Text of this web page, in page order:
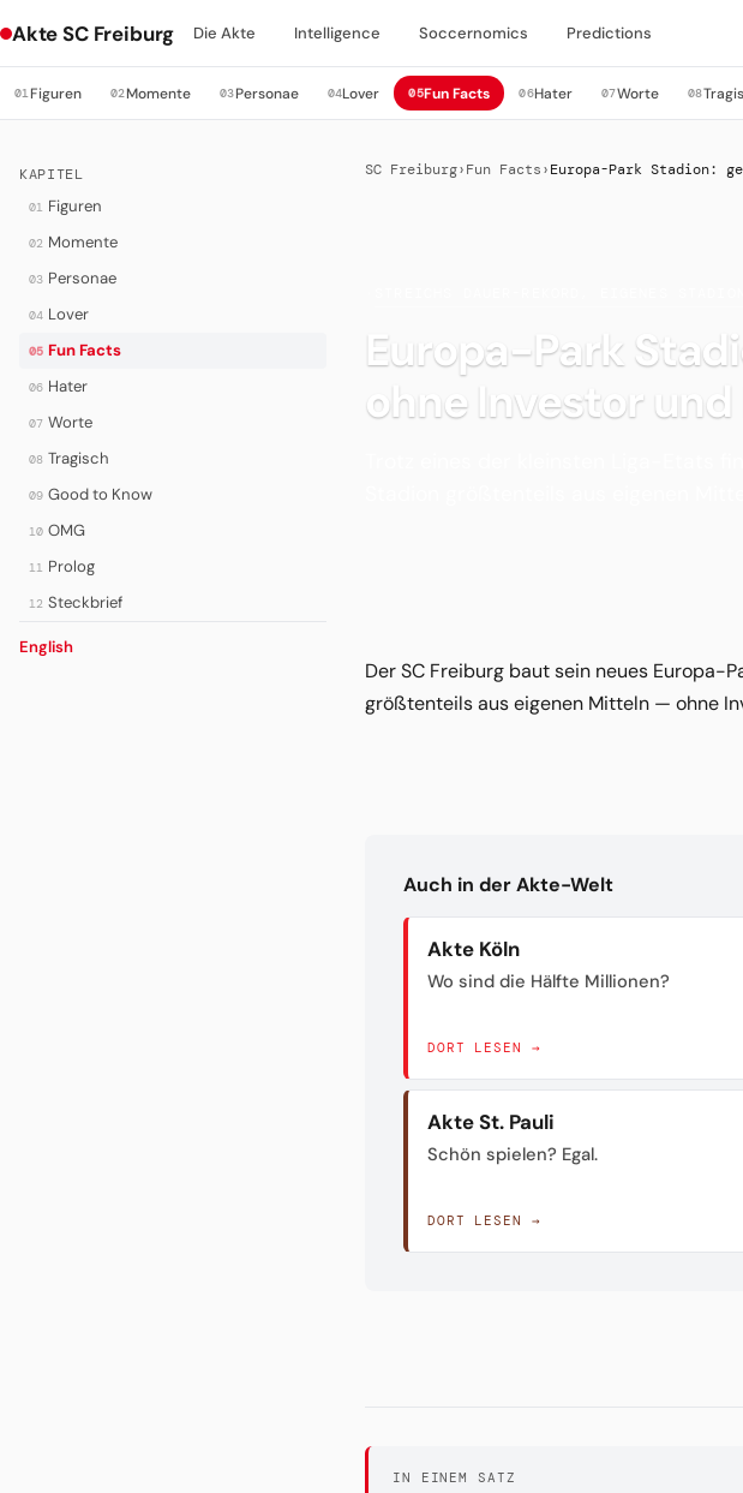
Akte SC Freiburg Die Akte Intelligence Soccernomics Predictions
01Figuren 02Momente 03Personae 04Lover 05Fun Facts 06Hater 07Worte 08
KAPITEL
01 Figuren
02 Momente
03 Personae
04 Lover
05 Fun Facts
06 Hater
07 Worte
08 Tragisch
09 Good to Know
10 OMG
11 Prolog
12 Steckbrief
English
SC Freiburg› Fun Facts › Europa-Park Stadion:
Europa-Park
ohne Investor und
Der SC Freiburg baut sein neues Europa-
größtenteils aus eigenen Mitteln — ohne
Auch in der Akte-Welt
Akte Köln
Wo sind die Hälfte Millionen?
DORT LESEN →
Akte St. Pauli
Schön spielen? Egal.
DORT LESEN →
IN EINEM SATZ